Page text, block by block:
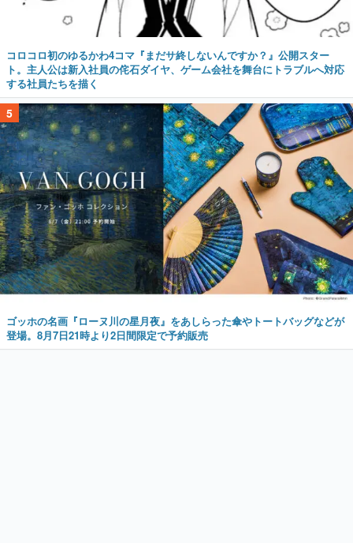
コロコロ初のゆるかわ4コマ『まだサ終しないんですか？』公開スター
ト。主人公は新入社員の侘石ダイヤ、ゲーム会社を舞台にトラブルへ対応
する社員たちを描く
5
ゴッホの名画『ローヌ川の星月夜』をあしらった傘やトートバッグなどが
登場。8月7日21時より2日間限定で予約販売